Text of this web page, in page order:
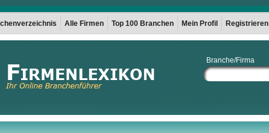
Alle Firmen Top 100 Branchen Mein Profil Registrieren
Branche/Firma